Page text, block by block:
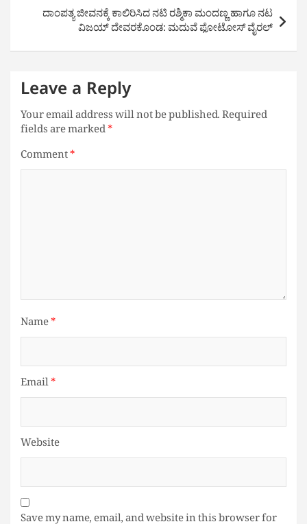
ದಾಂಪತ್ಯ ಜೀವನಕ್ಕೆ ಕಾಲಿರಿಸಿದ ನಟಿ ರಶ್ಮಿಕಾ ಮಂದಣ್ಣ ಹಾಗೂ ನಟ
ವಿಜಯ್ ದೇವರಕೊಂಡ: ಮದುವೆ ಫೋಟೋಸ್ ವೈರಲ್
Leave a Reply
Your email address will not be published.Required
fields are marked*
Comment*
Name*
Email*
Website
Save my name, email, and website in this browser for